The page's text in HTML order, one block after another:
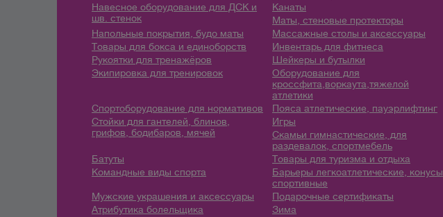
Навесное оборудование для ДСК и
шв. стенок
Канаты
Маты, стеновые протекторы
Напольные покрытия, будо маты
Массажные столы и аксессуары
Товары для бокса и единоборств
Инвентарь для фитнеса
Рукоятки для тренажёров
Шейкеры и бутылки
Экипировка для тренировок
Оборудование для
кроссфита,воркаута,тяжелой
атлетики
Спортоборудование для нормативов
Пояса атлетические, пауэрлифтинг
Стойки для гантелей, блинов,
грифов, бодибаров, мячей
Игры
Скамьи гимнастические, для
раздевалок, спортмебель
Батуты
Товары для туризма и отдыха
Командные виды спорта
Барьеры легкоатлетические, конусы
спортивные
Мужские украшения и аксессуары
Подарочные сертификаты
Атрибутика болельщика
Зима